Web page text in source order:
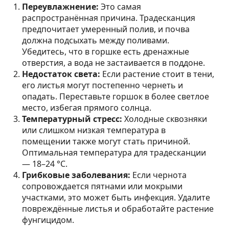
Переувлажнение: Это самая
распространённая причина. Традесканция
предпочитает умеренный полив, и почва
должна подсыхать между поливами.
Убедитесь, что в горшке есть дренажные
отверстия, а вода не застаивается в поддоне.
Недостаток света: Если растение стоит в тени,
его листья могут постепенно чернеть и
опадать. Переставьте горшок в более светлое
место, избегая прямого солнца.
Температурный стресс: Холодные сквозняки
или слишком низкая температура в
помещении также могут стать причиной.
Оптимальная температура для традесканции
— 18–24 °C.
Грибковые заболевания: Если чернота
сопровождается пятнами или мокрыми
участками, это может быть инфекция. Удалите
повреждённые листья и обработайте растение
фунгицидом.